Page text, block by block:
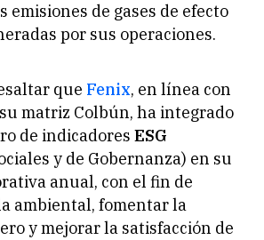
emisiones de gases de efecto
por sus operaciones.
que Fenix, en línea con
matriz Colbún, ha integrado
de indicadores ESG
y de Gobernanza) en su
anual, con el fin de
ambiental, fomentar la
y mejorar la satisfacción de